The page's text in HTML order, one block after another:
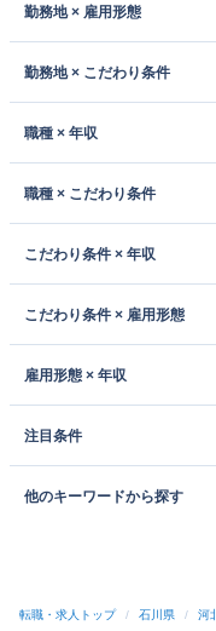
勤務地 × 雇用形態
勤務地 × こだわり条件
職種 × 年収
職種 × こだわり条件
こだわり条件 × 年収
こだわり条件 × 雇用形態
雇用形態 × 年収
注目条件
他のキーワードから探す
転職・求人トップ / 石川県 / 河